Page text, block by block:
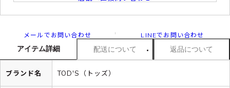
メールでお問い合わせ LINEでお問い合わせ
アイテム詳細 配送について 返品について
ブランド名 TOD'S（トッズ）